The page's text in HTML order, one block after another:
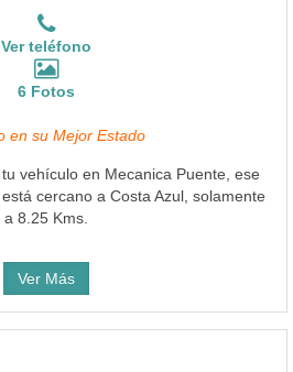
Ver teléfono
6 Fotos
en su Mejor Estado
vehículo en Mecanica Puente, ese
cercano a Costa Azul, solamente
a 8.25 Kms.
Ver Más